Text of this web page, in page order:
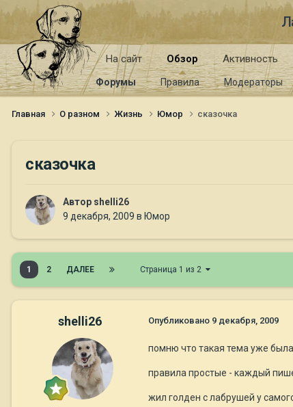
На сайт Обзор
Форумы Правила Модераторы
Активность
Главная О разном Жизнь Юмор сказочка
сказочка
Автор shelli26
9 декабря, 2009 в Юмор
1 2 ДАЛЕЕ Страница 1 из 2
shelli26 Опубликовано 9 декабря, 2009
помню что такая тема уже
правила простые - каждый
жил голден с лабрушей у